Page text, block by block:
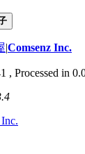
|Comsenz Inc.
, Processed in